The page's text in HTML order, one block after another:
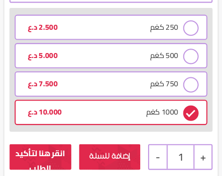
250 كغم 2.500د.ع
500 كغم 5.000د.ع
750 كغم 7.500د.ع
1000 كغم 10.000د.ع
+
1
- إضافة للسلة